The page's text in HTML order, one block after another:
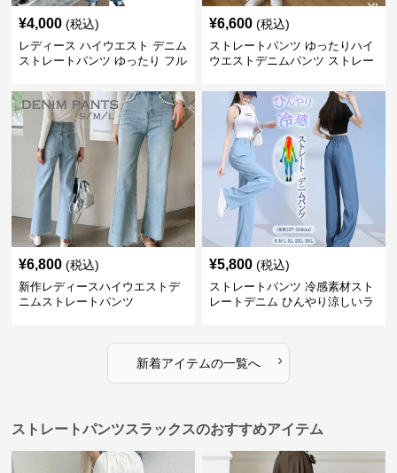
¥4,000 (税込)
レディース ハイウエスト デニム
ストレートパンツ ゆったり フル
¥6,600 (税込)
ストレートパンツ ゆったりハイ
ウエストデニムパンツ ストレー
¥6,800 (税込)
新作レディースハイウエストデ
ニムストレートパンツ
¥5,800 (税込)
ストレートパンツ 冷感素材スト
レートデニム ひんやり涼しいラ
新着アイテムの一覧へ ›
ストレートパンツスラックスのおすすめアイテム